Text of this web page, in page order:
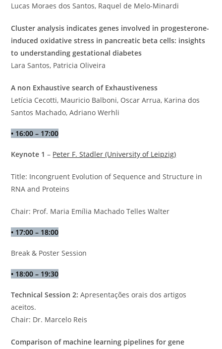
Lucas Moraes dos Santos, Raquel de Melo-Minardi
Cluster analysis indicates genes involved in progesterone-
induced oxidative stress in pancreatic beta cells: insights
to understanding gestational diabetes
Lara Santos, Patricia Oliveira
A non Exhaustive search of Exhaustiveness
Letícia Cecotti, Mauricio Balboni, Oscar Arrua, Karina dos
Santos Machado, Adriano Werhli
• 16:00 – 17:00
Keynote 1 – Peter F. Stadler (University of Leipzig)
Title: Incongruent Evolution of Sequence and Structure in
RNA and Proteins
Chair: Prof. Maria Emília Machado Telles Walter
• 17:00 – 18:00
Break & Poster Session
• 18:00 – 19:30
Technical Session 2:Apresentações orais dos artigos
aceitos.
Chair: Dr. Marcelo Reis
Comparison of machine learning pipelines for gene